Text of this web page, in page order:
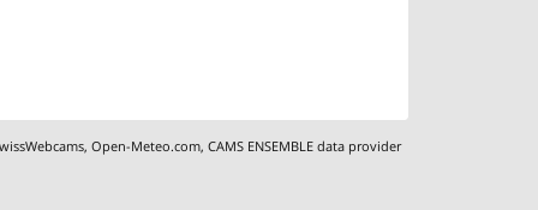
,Open-Meteo.com,CAMS ENSEMBLE data provider